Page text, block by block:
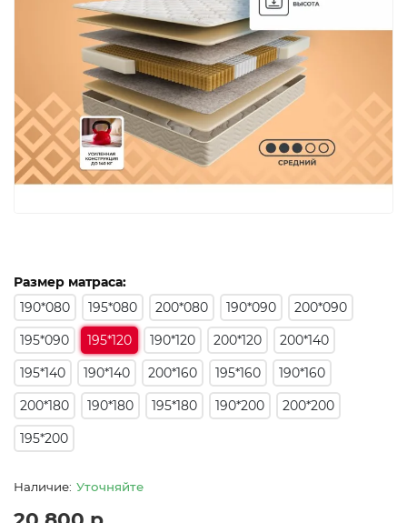
Размер матраса:
190*080
195*080 200*080 190*090
200*090
195*090
195*120 190*120 200*120
200*140
195*140
190*140 200*160 195*160
190*160
200*180
190*180 195*180 190*200
200*200
195*200
Уточняйте